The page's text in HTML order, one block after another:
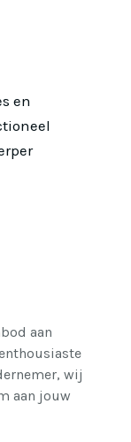
en
aan
wij
aan jouw